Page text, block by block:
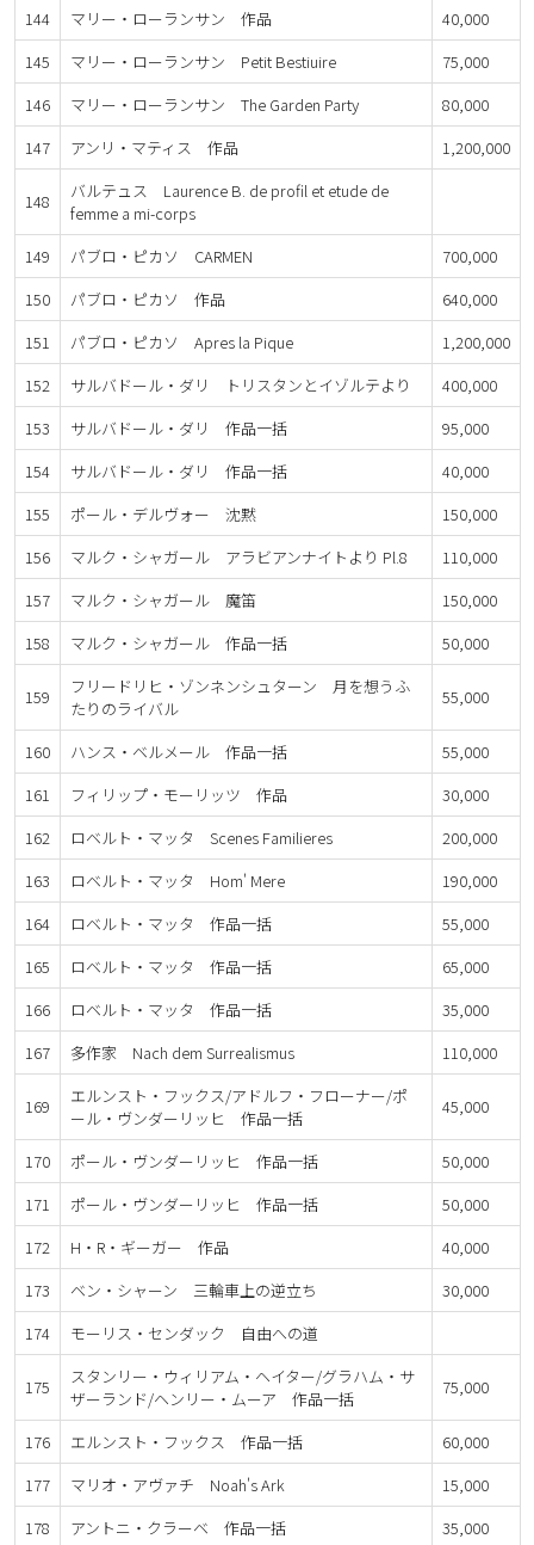
144
マリー・ローランサン 作品
40,000
145
マリー・ローランサン Petit Bestiuire
75,000
146
マリー・ローランサン The Garden Party
80,000
147
アンリ・マティス 作品 1,200,000
148
バルテュス Laurence B. de profil et etude de
femme a mi-corps
149
パブロ・ピカソ CARMEN
700,000
150
パブロ・ピカソ 作品
640,000
151
パブロ・ピカソ Apres la Pique
1,200,000
152
サルバドール・ダリ トリスタンとイゾルテより
400,000
153
サルバドール・ダリ 作品一括
95,000
154
サルバドール・ダリ 作品一括
40,000
155
ポール・デルヴォー 沈黙
150,000
156
マルク・シャガール アラビアンナイトより Pl.8
110,000
157
マルク・シャガール 魔笛
150,000
158
マルク・シャガール 作品一括 50,000
159
フリードリヒ・ゾンネンシュターン 月を想うふ
たりのライバル
55,000
160 ハンス・ベルメール 作品一括
55,000
161
フィリップ・モーリッツ 作品
30,000
162
ロベルト・マッタ Scenes Familieres
200,000
163
ロベルト・マッタ Hom' Mere
190,000
164
ロベルト・マッタ 作品一括
55,000
165
ロベルト・マッタ 作品一括
65,000
166
ロベルト・マッタ 作品一括
35,000
167
多作家 Nach dem Surrealismus 110,000
169
エルンスト・フックス/アドルフ・フローナー/ポ
ール・ヴンダーリッヒ 作品一括
45,000
170 ポール・ヴンダーリッヒ 作品一括
50,000
171
ポール・ヴンダーリッヒ 作品一括
50,000
172
H・R・ギーガー 作品
40,000
173
ベン・シャーン 三輪車上の逆立ち
30,000
174
モーリス・センダック 自由への道
175
スタンリー・ウィリアム・ヘイター/グラハム・サ
ザーランド/ヘンリー・ムーア 作品一括
75,000
176 エルンスト・フックス 作品一括
60,000
177
マリオ・アヴァチ Noah's Ark
15,000
178
アントニ・クラーベ 作品一括 35,000